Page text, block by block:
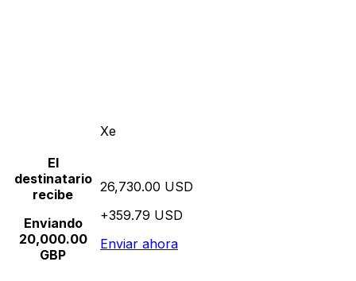
Xe
El
destinatario
recibe
Enviando
20,000.00
GBP
26,730.00 USD
+359.79 USD
Enviar ahora